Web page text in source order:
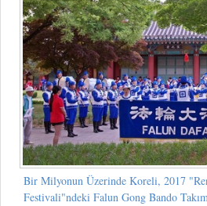
Bir Milyonun Üzerinde Koreli, 2017
Festivali"ndeki Falun Gong Bando